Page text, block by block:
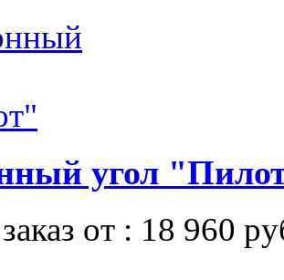
угол
от : 18 960